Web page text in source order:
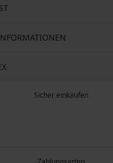
Sicher einkaufen